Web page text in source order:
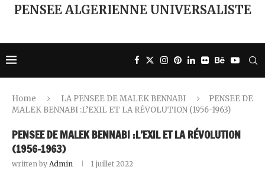
PENSEE ALGERIENNE UNIVERSALISTE
Home LA PENSEE DE MALEK BENNABI
PENSEE DE
MALEK BENNABI ‎:L’EXIL ET LA RÉVOLUTION (1956-1963)‎
PENSEE DE MALEK BENNABI ‎:L’EXIL ET LA RÉVOLUTION
(1956-1963)‎
written by Admin 1 juillet 2022